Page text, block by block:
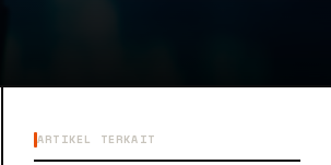
ARTIKEL TERKAIT